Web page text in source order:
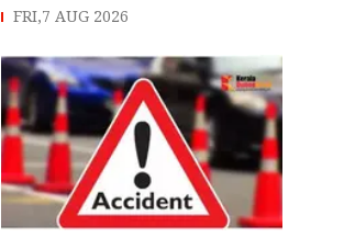
ഇന്ത്യയും ചൈനയും
FRI,7 AUG 2026